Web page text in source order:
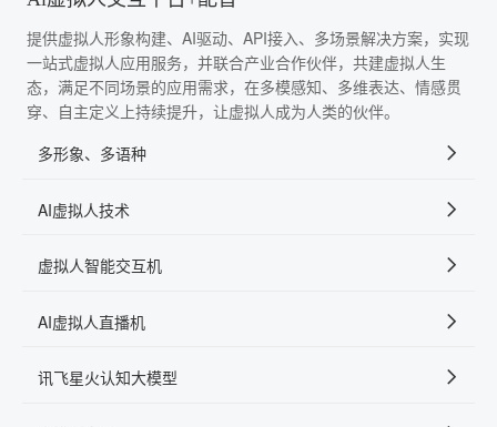
提供虚拟人形象构建、AI驱动、API接入、多场景解决方案，实现
一站式虚拟人应用服务，并联合产业合作伙伴，共建虚拟人生
态，满足不同场景的应用需求，在多模感知、多维表达、情感贯
穿、自主定义上持续提升，让虚拟人成为人类的伙伴。
多形象、多语种
AI虚拟人技术
虚拟人智能交互机
AI虚拟人直播机
讯飞星火认知大模型